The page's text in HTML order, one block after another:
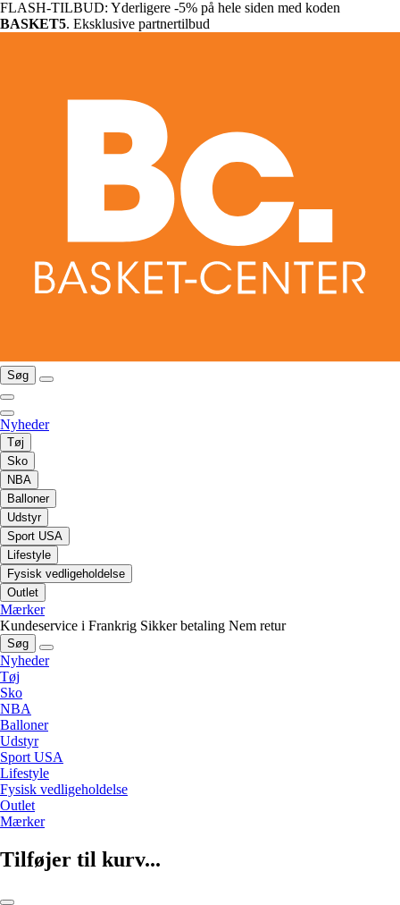
FLASH-TILBUD: Yderligere -5% på hele siden med koden
BASKET5. Eksklusive partnertilbud
Søg
Nyheder
Tøj
Sko
NBA
Balloner
Udstyr
Sport USA
Lifestyle
Fysisk vedligeholdelse
Outlet
Mærker
Kundeservice i Frankrig Sikker betaling Nem retur
Søg
Nyheder
Tøj
Sko
NBA
Balloner
Udstyr
Sport USA
Lifestyle
Fysisk vedligeholdelse
Outlet
Mærker
Tilføjer til kurv...